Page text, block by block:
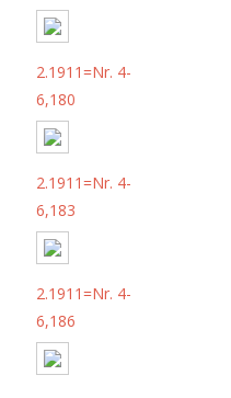
2.1911=Nr. 4-
6,180
2.1911=Nr. 4-
6,183
2.1911=Nr. 4-
6,186